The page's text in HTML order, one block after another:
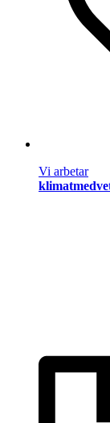
Vi arbetar